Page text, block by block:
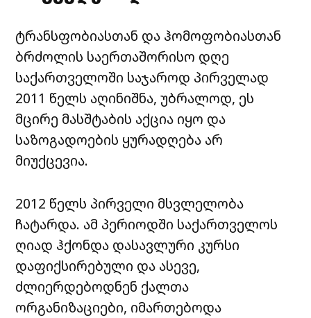
ტრანსფობიასთან და ჰომოფობიასთან
ბრძოლის საერთაშორისო დღე
საქართველოში საჯაროდ პირველად
2011 წელს აღინიშნა, უბრალოდ, ეს
მცირე მასშტაბის აქცია იყო და
საზოგადოების ყურადღება არ
მიუქცევია.
2012 წელს პირველი მსვლელობა
ჩატარდა. ამ პერიოდში საქართველოს
ღიად ჰქონდა დასავლური კურსი
დაფიქსირებული და ასევე,
ძლიერდებოდნენ ქალთა
ორგანიზაციები, იმართებოდა